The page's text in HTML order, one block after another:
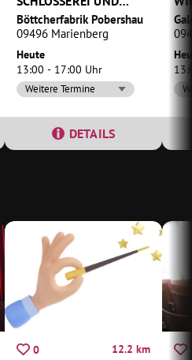
MASCHINENBAUFABRIK
ERNST WITTIG
Böttcherfabrik Pobershau
09496 Marienberg
Heute
13:00 - 17:00 Uhr
Weitere Termine
DETAILS
0 12.2 km